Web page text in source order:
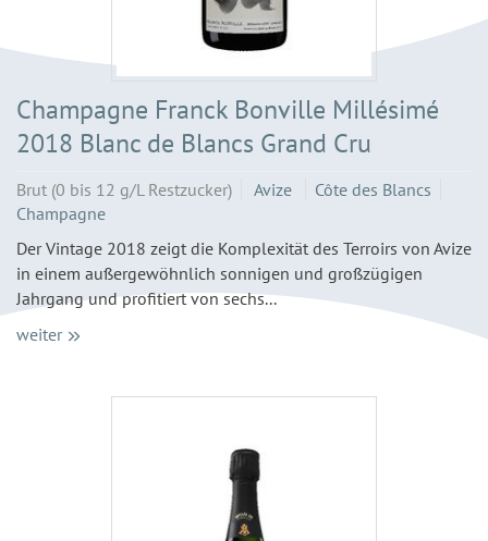
Champagne Franck Bonville Millésimé
2018 Blanc de Blancs Grand Cru
Brut (0 bis 12 g/L Restzucker) Avize
Côte des Blancs
Champagne
Der Vintage 2018 zeigt die Komplexität des Terroirs von Avize
in einem außergewöhnlich sonnigen und großzügigen
Jahrgang und profitiert von sechs...
weiter